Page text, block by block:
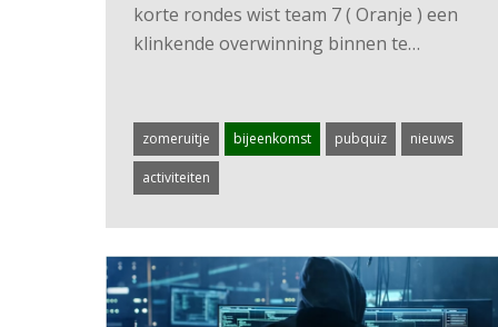
korte rondes wist team 7 ( Oranje ) een
klinkende overwinning binnen te…
zomeruitje bijeenkomst pubquiz nieuws
activiteiten